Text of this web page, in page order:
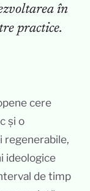
în
practice.
cere
și o
regenerabile,
ideologice
de timp